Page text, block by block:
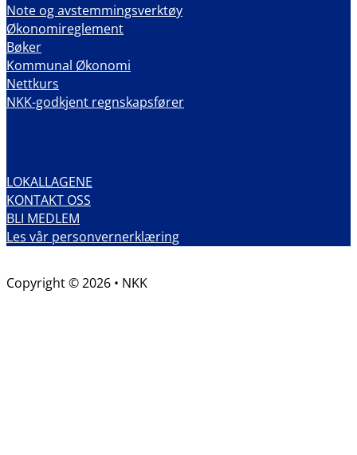
Note og avstemmingsverktøy
Økonomireglement
Bøker
Kommunal Økonomi
Nettkurs
NKK-godkjent regnskapsfører
LOKALLAGENE
KONTAKT OSS
BLI MEDLEM
Les vår personvernerklæring
Copyright © 2026 • NKK